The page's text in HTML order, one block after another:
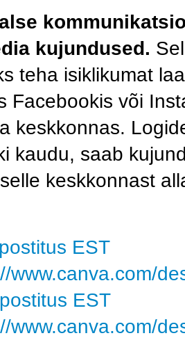
kujundused.
teha isiklikumat
Facebookis või
keskkonnas.
kaudu, saab
keskkonnast
EST
www.canva.com/
EST
www.canva.com/